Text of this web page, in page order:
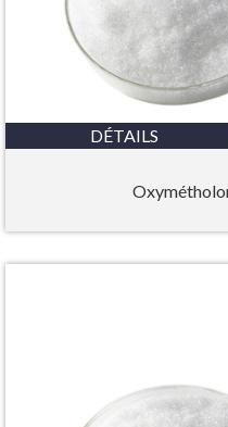
DÉTAILS